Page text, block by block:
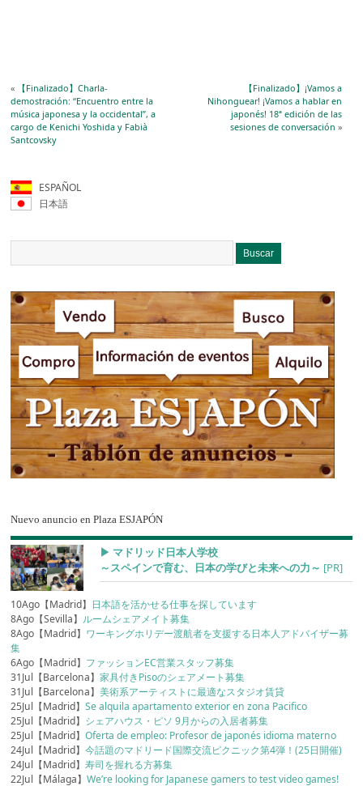
« 【Finalizado】Charla-
demostración: “Encuentro entre la
música japonesa y la occidental”, a
cargo de Kenichi Yoshida y Fabià
Santcovsky
【Finalizado】¡Vamos a
Nihonguear! ¡Vamos a hablar en
japonés! 18ª edición de las
sesiones de conversación »
ESPAÑOL
日本語
Nuevo anuncio en Plaza ESJAPÓN
▶︎ マドリッド日本人学校
～スペインで育む、日本の学びと未来への力～ [PR]
10Ago【Madrid】 日本語を活かせる仕事を探しています
8Ago【Sevilla】 ルームシェアメイト募集
8Ago【Madrid】 ワーキングホリデー渡航者を支援する日本人アドバイザー募
集
6Ago【Madrid】 ファッションEC営業スタッフ募集
31Jul【Barcelona】家具付きPisoのシェアメート募集
31Jul【Barcelona】美術系アーティストに最適なスタジオ賃貸
25Jul【Madrid】Se alquila apartamento exterior en zona Pacifico
25Jul【Madrid】 シェアハウス・ピソ 9月からの入居者募集
25Jul【Madrid】Oferta de empleo: Profesor de japonés idioma materno
24Jul【Madrid】今話題のマドリード国際交流ピクニック第4弾！(25日開催)
24Jul【Madrid】寿司を握れる方募集
22Jul【Málaga】We’re looking for Japanese gamers to test video games!